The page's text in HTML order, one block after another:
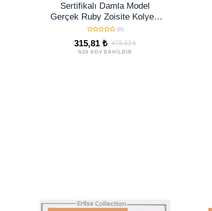
Sertifikalı Damla Model
Gerçek Ruby Zoisite Kolye -
Anyolit Taşı
(0)
315,81 ₺ 475,33 ₺
%20 KDV DAHİLDİR